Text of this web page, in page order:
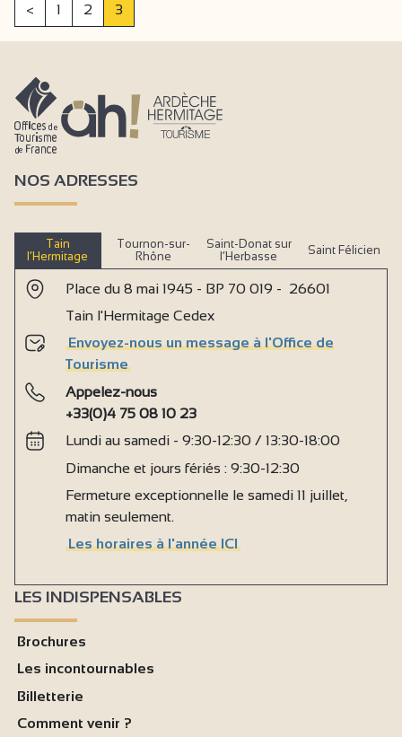
< 1 2 3
NOS ADRESSES
Tain
l’Hermitage
Tournon-sur-
Rhône
Saint-Donat sur
l’Herbasse
Saint Félicien
Place du 8 mai 1945 - BP 70 019 - 26601
Tain l'Hermitage Cedex
Envoyez-nous un message à l'Office de
Tourisme
Appelez-nous
+33(0)4 75 08 10 23
Lundi au samedi - 9:30-12:30 / 13:30-18:00
Dimanche et jours fériés : 9:30-12:30
Fermeture exceptionnelle le samedi 11 juillet,
matin seulement.
Les horaires à l'année ICI
LES INDISPENSABLES
Brochures
Les incontournables
Billetterie
Comment venir ?